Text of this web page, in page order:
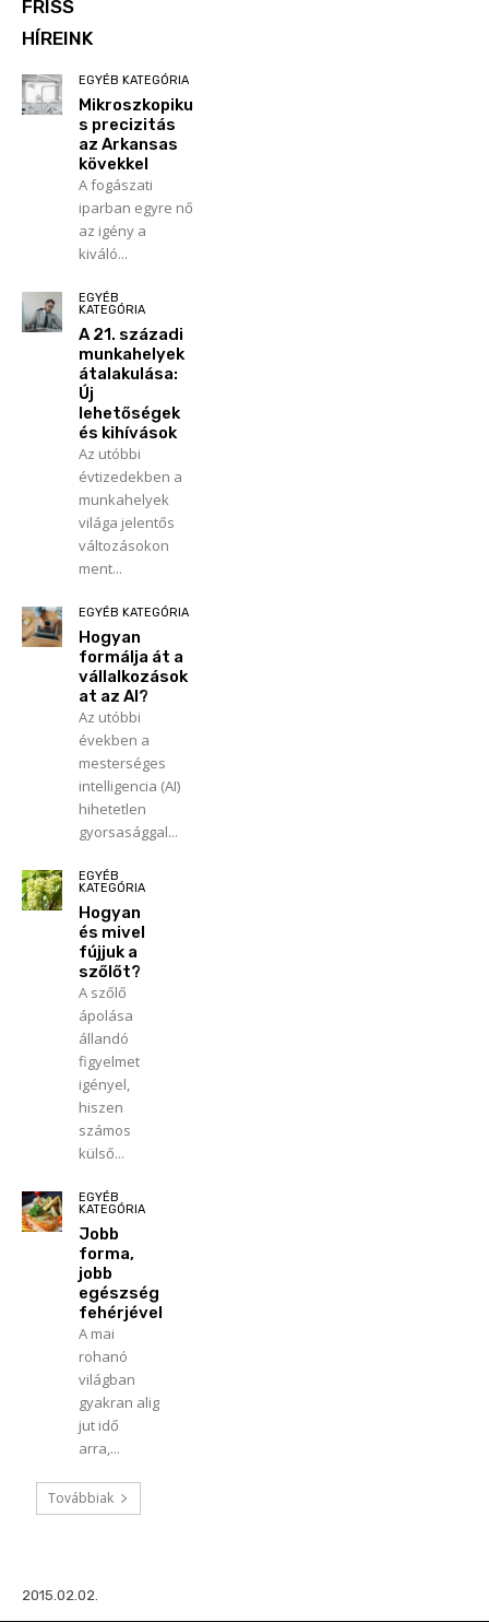
FRISS
HÍREINK
EGYÉB KATEGÓRIA
Mikroszkopiku
s precizitás
az Arkansas
kövekkel
A fogászati
iparban egyre nő
az igény a
kiváló...
EGYÉB
KATEGÓRIA
A 21. századi
munkahelyek
átalakulása:
Új
lehetőségek
és kihívások
Az utóbbi
évtizedekben a
munkahelyek
világa jelentős
változásokon
ment...
EGYÉB KATEGÓRIA
Hogyan
formálja át a
vállalkozások
at az AI?
Az utóbbi
években a
mesterséges
intelligencia (AI)
hihetetlen
gyorsasággal...
EGYÉB
KATEGÓRIA
Hogyan
és mivel
fújjuk a
szőlőt?
A szőlő
ápolása
állandó
figyelmet
igényel,
hiszen
számos
külső...
EGYÉB
KATEGÓRIA
Jobb
forma,
jobb
egészség
fehérjével
A mai
rohanó
világban
gyakran alig
jut idő
arra,...
Továbbiak
2015.02.02.